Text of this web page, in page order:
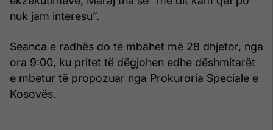
nuk jam interesu”.
Seanca e radhës do të mbahet më 28 dhjetor, nga
ora 9:00, ku pritet të dëgjohen edhe dëshmitarët
e mbetur të propozuar nga Prokuroria Speciale e
Kosovës.